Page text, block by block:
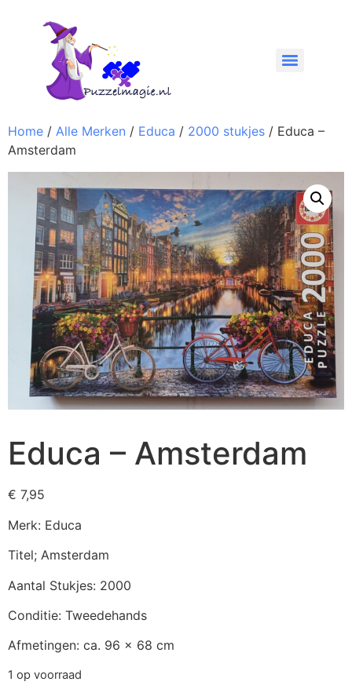
Home / Alle Merken / Educa / 2000 stukjes / Educa –
Amsterdam
Educa – Amsterdam
€ 7,95
Merk: Educa
Titel; Amsterdam
Aantal Stukjes: 2000
Conditie: Tweedehands
Afmetingen: ca. 96 x 68 cm
1 op voorraad